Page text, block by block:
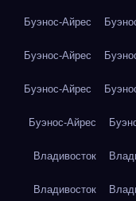
Буэнос-Айрес
Буэнос-Айрес
Буэнос-Айрес
Буэнос-Айрес
Владивосток
Владивосток